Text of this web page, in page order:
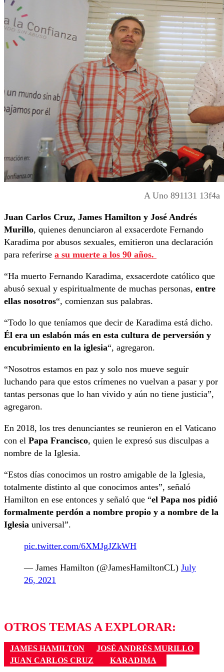
A Uno 891131 13f4a
Juan Carlos Cruz, James Hamilton y José Andrés
Murillo, quienes denunciaron al exsacerdote Fernando
Karadima por abusos sexuales, emitieron una declaración
para referirse a su muerte a los 90 años.
“Ha muerto Fernando Karadima, exsacerdote católico que
abusó sexual y espiritualmente de muchas personas, entre
ellas nosotros“, comienzan sus palabras.
“Todo lo que teníamos que decir de Karadima está dicho.
Él era un eslabón más en esta cultura de perversión y
encubrimiento en la iglesia“, agregaron.
“Nosotros estamos en paz y solo nos mueve seguir
luchando para que estos crímenes no vuelvan a pasar y por
tantas personas que lo han vivido y aún no tiene justicia”,
agregaron.
En 2018, los tres denunciantes se reunieron en el Vaticano
con el Papa Francisco, quien le expresó sus disculpas a
nombre de la Iglesia.
“Estos días conocimos un rostro amigable de la Iglesia,
totalmente distinto al que conocimos antes”, señaló
Hamilton en ese entonces y señaló que “el Papa nos pidió
formalmente perdón a nombre propio y a nombre de la
Iglesia universal”.
pic.twitter.com/6XMJgJZkWH
— James Hamilton (@JamesHamiltonCL) July
26, 2021
OTROS TEMAS A EXPLORAR:
JAMES HAMILTON
JOSÉ ANDRÉS MURILLO
JUAN CARLOS CRUZ
KARADIMA